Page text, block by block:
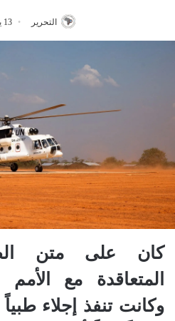
التحرير 13 يناير، 2024
كان على متن
وكانت تنفذ إجلاء